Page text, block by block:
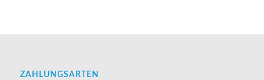
ZAHLUNGSARTEN